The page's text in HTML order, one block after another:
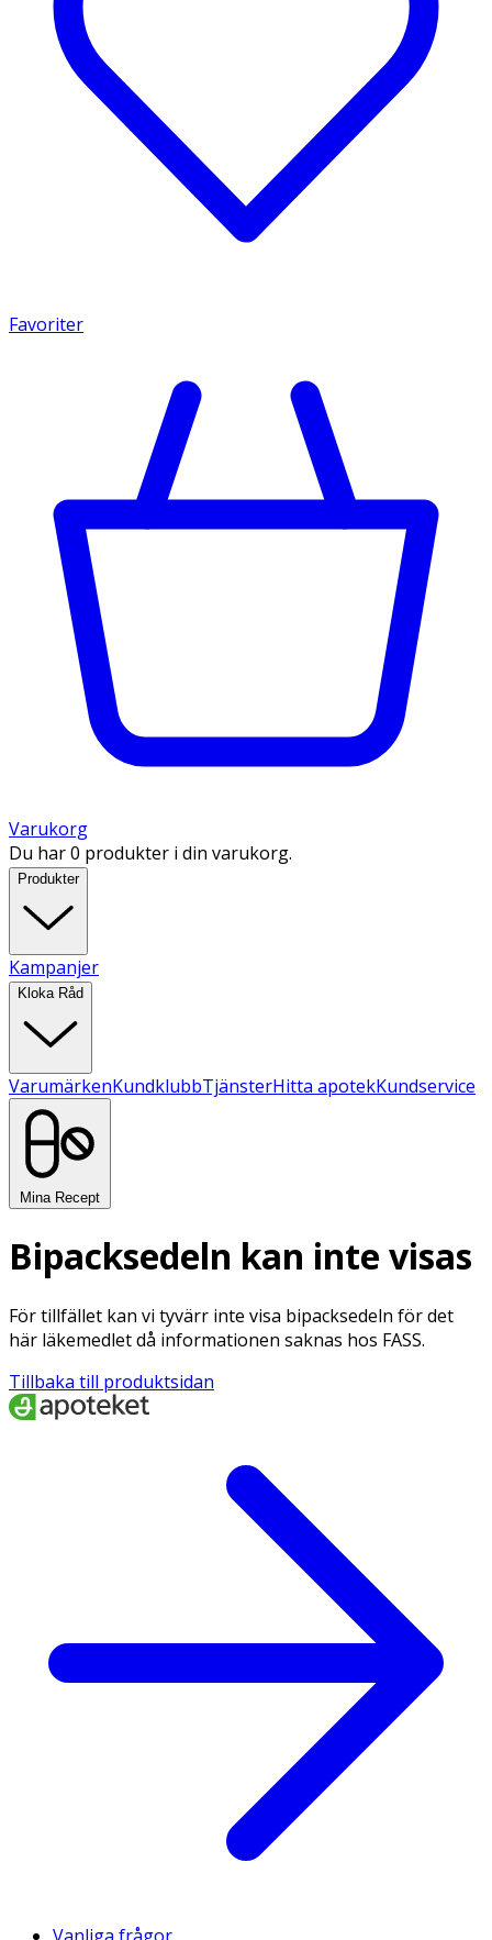
Favoriter
Varukorg
Du har 0 produkter i din varukorg.
Produkter
Kampanjer
Kloka Råd
VarumärkenKundklubbTjänsterHitta apotekKundservice
Mina Recept
Bipacksedeln kan inte visas
För tillfället kan vi tyvärr inte visa bipacksedeln för det
här läkemedlet då informationen saknas hos FASS.
Tillbaka till produktsidan